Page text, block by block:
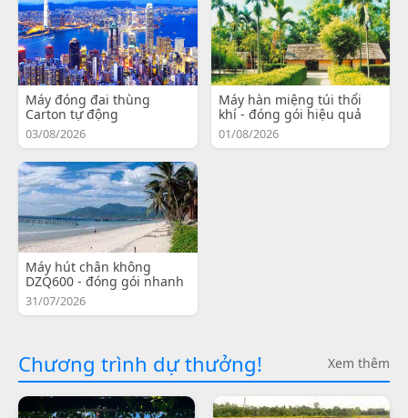
Máy đóng đai thùng
Carton tự động
03/08/2026
Máy hàn miệng túi thổi
khí - đóng gói hiệu quả
01/08/2026
Máy hút chân không
DZQ600 - đóng gói nhanh
31/07/2026
Chương trình dự thưởng! Xem thêm